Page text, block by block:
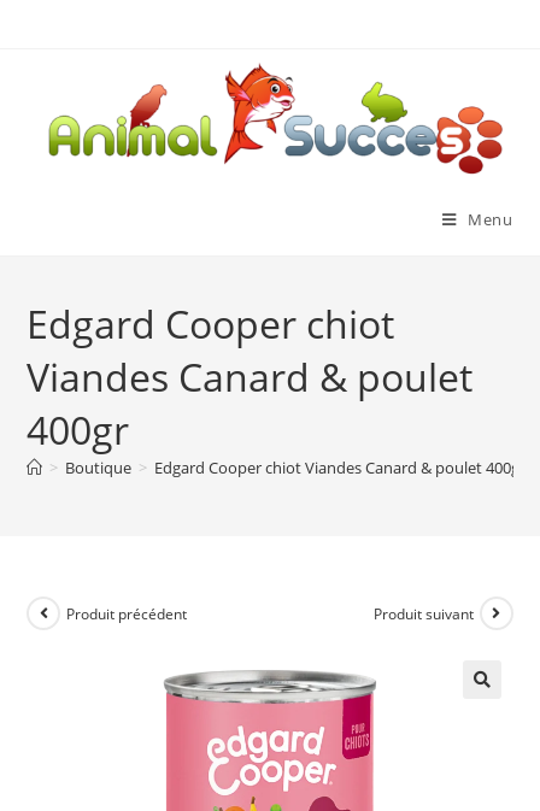
Menu
Edgard Cooper chiot
Viandes Canard & poulet
400gr
> Boutique > Edgard Cooper chiot Viandes Canard & poulet 400gr
Produit précédent Produit suivant